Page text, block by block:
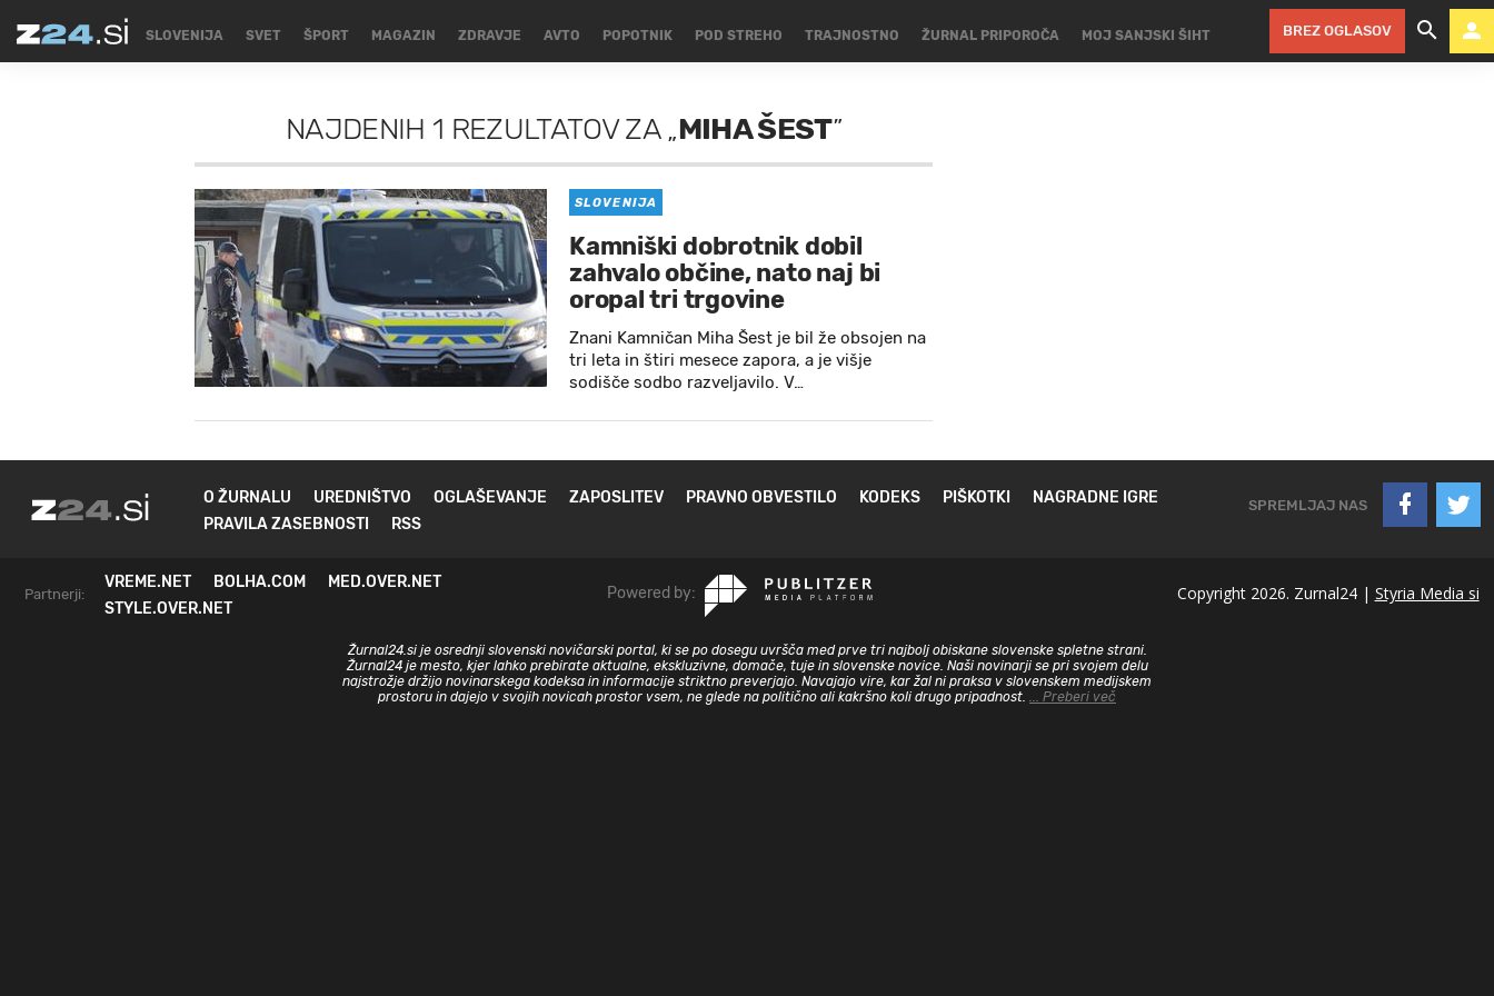
SLOVENIJA SVET ŠPORT MAGAZIN ZDRAVJE AVTO POPOTNIK POD STREHO TRAJNOSTNO ŽURNAL PRIPOROČA MOJ SANJSKI ŠIHT BREZ OGLASOV
NAJDENIH 1 REZULTATOVZA„MIHA ŠEST”
SLOVENIJA
Kamniški dobrotnik dobil
zahvalo občine, nato naj bi
oropal tri trgovine
Znani Kamničan Miha Šest je bil že obsojen na
tri leta in štiri mesece zapora, a je višje
sodišče sodbo razveljavilo. V…
O ŽURNALU UREDNIŠTVO OGLAŠEVANJE ZAPOSLITEV PRAVNO OBVESTILO KODEKS PIŠKOTKI
NAGRADNE IGRE
PRAVILA ZASEBNOSTI
RSS
SPREMLJAJ NAS
Partnerji:
VREME.NET BOLHA.COM
MED.OVER.NET
STYLE.OVER.NET
Powered by: Copyright 2026. Zurnal24 | Styria Media si
Žurnal24.si je osrednji slovenski novičarski portal, ki se po dosegu uvršča med prve tri najbolj obiskane slovenske spletne strani.
Žurnal24 je mesto, kjer lahko prebirate aktualne, ekskluzivne, domače, tuje in slovenske novice. Naši novinarji se pri svojem delu
najstrožje držijo novinarskega kodeksa in informacije striktno preverjajo. Navajajo vire, kar žal ni praksa v slovenskem medijskem
prostoru in dajejo v svojih novicah prostor vsem, ne glede na politično ali kakršno koli drugo pripadnost. ... Preberi več